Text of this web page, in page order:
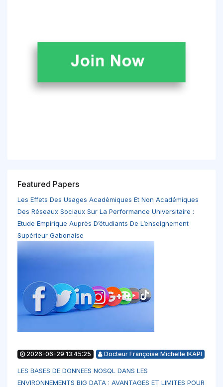
Featured Papers
Les Effets Des Usages Académiques Et Non Académiques
Des Réseaux Sociaux Sur La Performance Universitaire :
Etude Empirique Auprès D’étudiants De L’enseignement
Supérieur Gabonaise
2026-06-29 13:45:25 Docteur Françoise Michelle IKAPI
LES BASES DE DONNEES NOSQL DANS LES
ENVIRONNEMENTS BIG DATA : AVANTAGES ET LIMITES POUR